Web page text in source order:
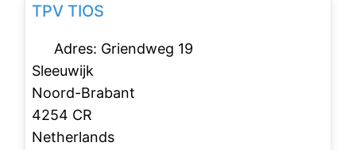
TPV TIOS
Adres: Griendweg 19
Sleeuwijk
Noord-Brabant
4254 CR
Netherlands